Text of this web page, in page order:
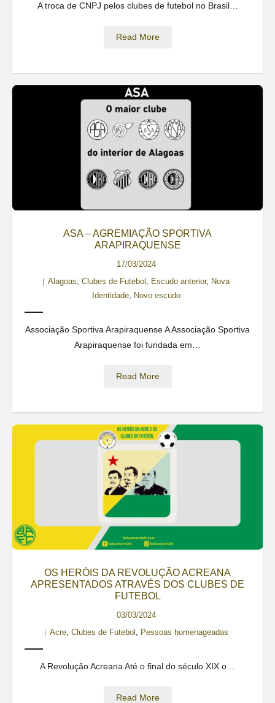
A troca de CNPJ pelos clubes de futebol no Brasil…
Read More
ASA – AGREMIAÇÃO SPORTIVA
ARAPIRAQUENSE
17/03/2024
Alagoas, Clubes de Futebol , Escudo anterior, Nova
Identidade, Novo escudo
Associação Sportiva Arapiraquense A Associação Sportiva
Arapiraquense foi fundada em…
Read More
OS HERÓIS DA REVOLUÇÃO ACREANA
APRESENTADOS ATRAVÉS DOS CLUBES DE
FUTEBOL
03/03/2024
Acre, Clubes de Futebol , Pessoas homenageadas
A Revolução Acreana Até o final do século XIX o…
Read More